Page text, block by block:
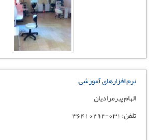
نرم افزارهای آموزشی
الهام پیرمرادیان
تلفن: 031-36410292